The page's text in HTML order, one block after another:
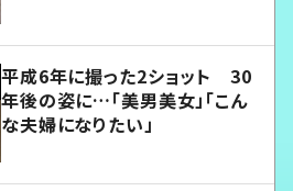
平成6年に撮った2ショット 30
年後の姿に…「美男美女」「こん
な夫婦になりたい」